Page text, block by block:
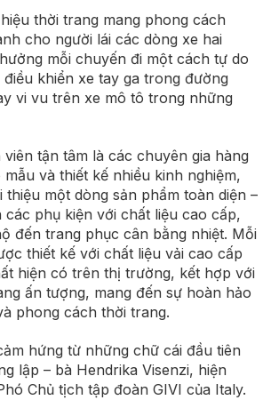
thời trang mang phong cách
cho người lái các dòng xe hai
mỗi chuyến đi một cách tự do
khiển xe tay ga trong đường
vi vu trên xe mô tô trong những
tận tâm là các chuyên gia hàng
và thiết kế nhiều kinh nghiệm,
thiệu một dòng sản phẩm toàn diện –
phụ kiện với chất liệu cao cấp,
đến trang phục cân bằng nhiệt. Mỗi
thiết kế với chất liệu vải cao cấp
hiện có trên thị trường, kết hợp với
ấn tượng, mang đến sự hoàn hảo
phong cách thời trang.
hứng từ những chữ cái đầu tiên
lập – bà Hendrika Visenzi, hiện
Chủ tịch tập đoàn GIVI của Italy.